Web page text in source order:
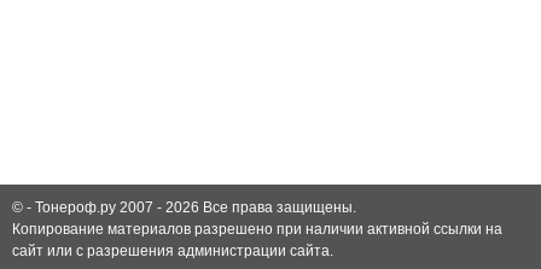
© - Тонероф.ру 2007 - 2026 Все права защищены.
Копирование материалов разрешено при наличии активной ссылки на
сайт или с разрешения администрации сайта.